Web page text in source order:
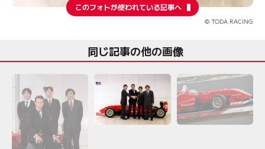
このフォトが使われている記事へ
© TODA RACING
同じ記事の他の画像